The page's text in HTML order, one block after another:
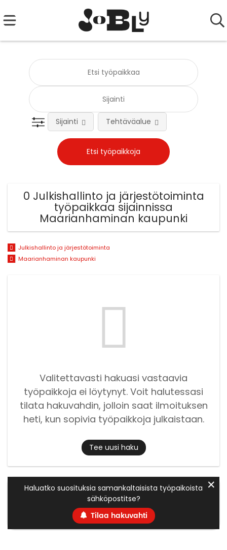
Sijainti Tehtäväalue
0 Julkishallinto ja järjestötoiminta
työpaikkaa sijainnissa
Maarianhaminan kaupunki
Julkishallinto ja järjestötoiminta
Maarianhaminan kaupunki
Valitettavasti hakuasi vastaavia
työpaikkoja ei löytynyt. Voit halutessasi
tilata hakuvahdin, jolloin saat ilmoituksen
heti, kun sopivia työpaikkoja julkaistaan.
Tee uusi haku
Haluatko suosituksia samankaltaisista työpaikoista
sähköpostitse?
Tilaa hakuvahti
✕